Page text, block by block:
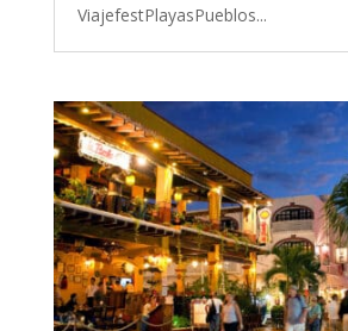
ViajefestPlayasPueblos...